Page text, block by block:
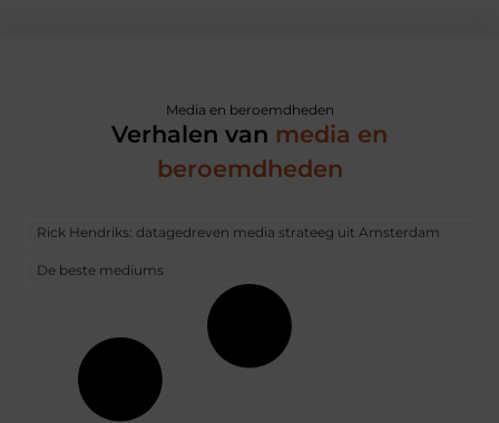
Media en beroemdheden
Verhalen van media en
beroemdheden
Rick Hendriks: datagedreven media strateeg uit Amsterdam
De beste mediums